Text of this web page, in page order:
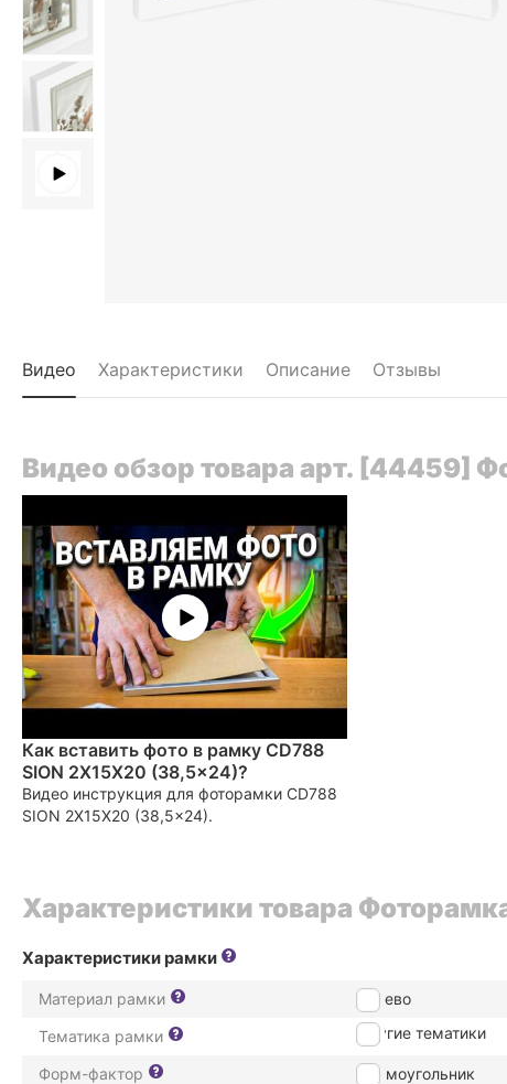
Видео Характеристики Описание Отзывы
Видео обзор товара арт. [44459]
Как вставить фото в рамку CD788
SION 2X15X20 (38,5x24)?
Видео инструкция для фоторамки CD788
SION 2X15X20 (38,5x24).
Характеристики товара
Характеристики рамки
Материал рамки
дерево
Тематика рамки
Другие тематики
Форм-фактор
Прямоугольник